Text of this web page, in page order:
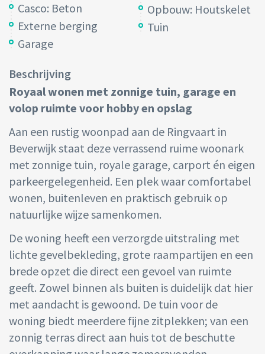
Casco: Beton
Externe berging
Garage
Opbouw: Houtskelet
Tuin
Beschrijving
Royaal wonen met zonnige tuin, garage en
volop ruimte voor hobby en opslag
Aan een rustig woonpad aan de Ringvaart in
Beverwijk staat deze verrassend ruime woonark
met zonnige tuin, royale garage, carport én eigen
parkeergelegenheid. Een plek waar comfortabel
wonen, buitenleven en praktisch gebruik op
natuurlijke wijze samenkomen.
De woning heeft een verzorgde uitstraling met
lichte gevelbekleding, grote raampartijen en een
brede opzet die direct een gevoel van ruimte
geeft. Zowel binnen als buiten is duidelijk dat hier
met aandacht is gewoond. De tuin voor de
woning biedt meerdere fijne zitplekken; van een
zonnig terras direct aan huis tot de beschutte